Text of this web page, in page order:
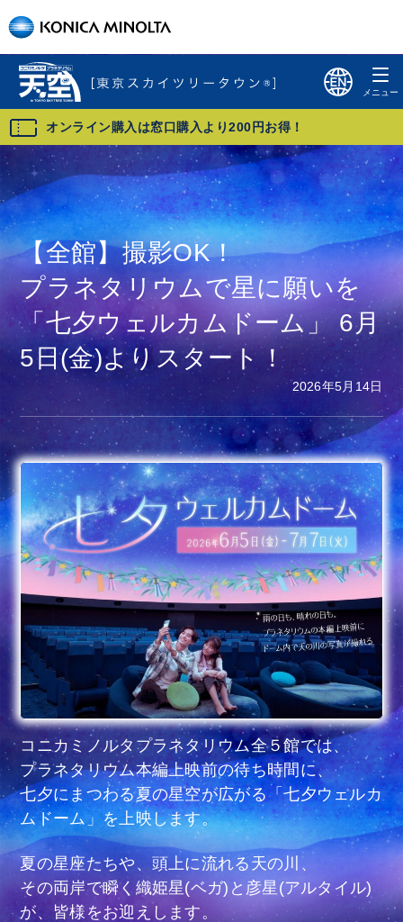
オンライン購入は窓口購入より200円お得！
【全館】撮影OK！
プラネタリウムで星に願いを
「七夕ウェルカムドーム」 6月
5日(金)よりスタート！
2026年5月14日
コニカミノルタプラネタリウム全５館では、
プラネタリウム本編上映前の待ち時間に、
七夕にまつわる夏の星空が広がる「七夕ウェルカ
ムドーム」を上映します。
夏の星座たちや、頭上に流れる天の川、
その両岸で瞬く織姫星(ベガ)と彦星(アルタイル)
が、皆様をお迎えします。